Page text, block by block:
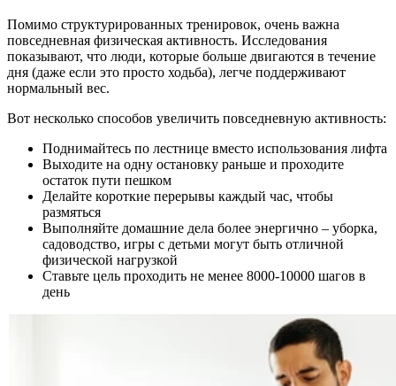
Помимо структурированных тренировок, очень важна
повседневная физическая активность. Исследования
показывают, что люди, которые больше двигаются в течение
дня (даже если это просто ходьба), легче поддерживают
нормальный вес.
Вот несколько способов увеличить повседневную активность:
Поднимайтесь по лестнице вместо использования лифта
Выходите на одну остановку раньше и проходите
остаток пути пешком
Делайте короткие перерывы каждый час, чтобы
размяться
Выполняйте домашние дела более энергично – уборка,
садоводство, игры с детьми могут быть отличной
физической нагрузкой
Ставьте цель проходить не менее 8000-10000 шагов в
день